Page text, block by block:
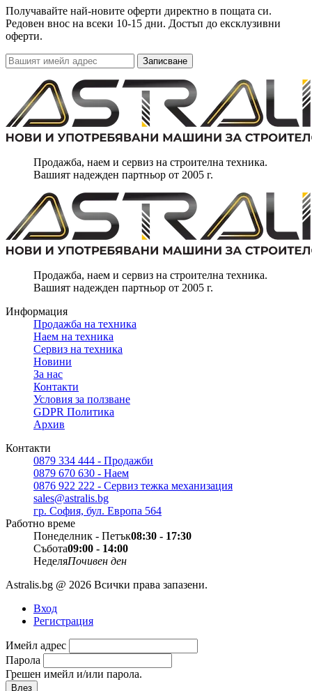
Получавайте най-новите оферти директно в пощата си.
Редовен внос на всеки 10-15 дни. Достъп до ексклузивни
оферти.
Записване
Продажба, наем и сервиз на строителна техника.
Вашият надежден партньор от 2005 г.
Продажба, наем и сервиз на строителна техника.
Вашият надежден партньор от 2005 г.
Информация
Продажба на техника
Наем на техника
Сервиз на техника
Новини
За нас
Контакти
Условия за ползване
GDPR Политика
Архив
Контакти
0879 334 444 - Продажби
0879 670 630 - Наем
0876 922 222 - Сервиз тежка механизация
sales@astralis.bg
гр. София, бул. Европа 564
Работно време
Понеделник - Петък08:30 - 17:30
Събота09:00 - 14:00
НеделяПочивен ден
Astralis.bg @ 2026 Всички права запазени.
Вход
Регистрация
Имейл адрес
Парола
Грешен имейл и/или парола.
Влез